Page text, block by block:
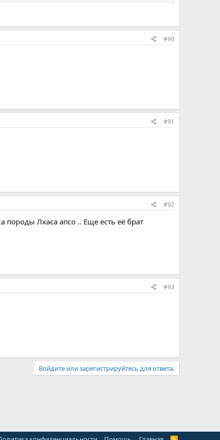
#90
#91
#92
Лхаса апсо .. Еще есть её брат
#93
Войдите или зарегистрируйтесь для ответа.
R